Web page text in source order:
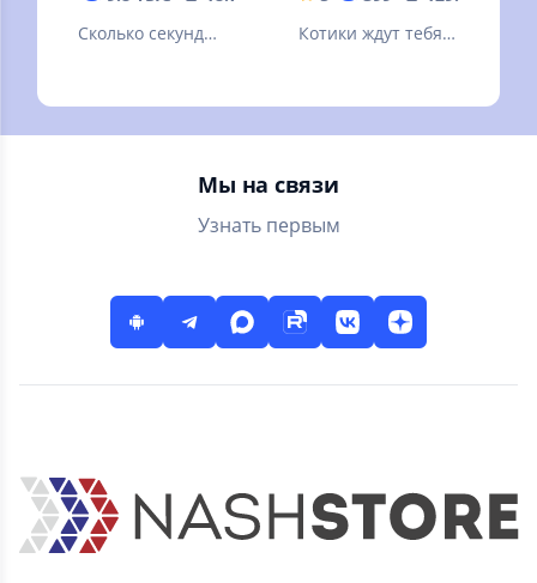
Сколько секунд
защитить?
Давайте атомную
Котики ждут тебя!
Мы на связи
Узнать первым